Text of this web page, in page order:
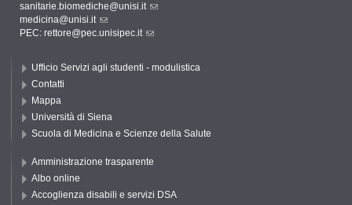
sanitarie.biomediche@unisi.it
medicina@unisi.it
PEC: rettore@pec.unisipec.it
Ufficio Servizi agli studenti - modulistica
Contatti
Mappa
Università di Siena
Scuola di Medicina e Scienze della Salute
Amministrazione trasparente
Albo online
Accoglienza disabili e servizi DSA